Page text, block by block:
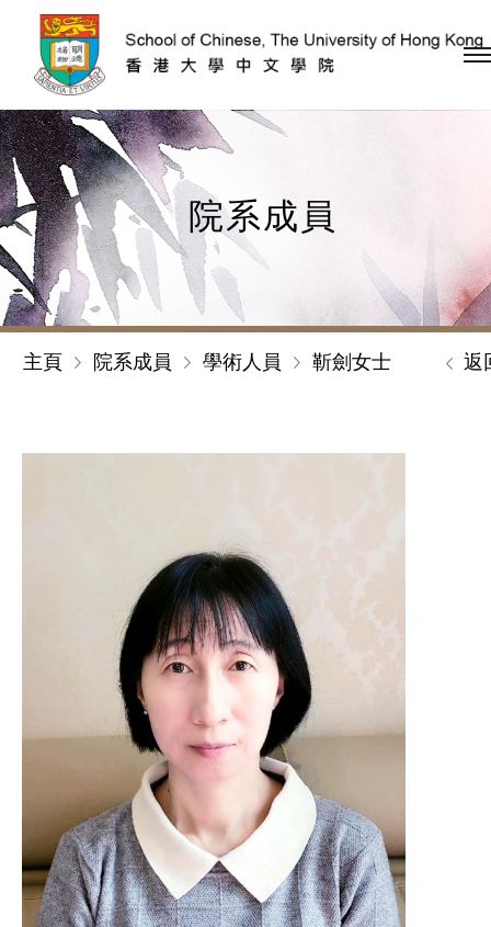
跳到內容（按回車鍵）
院系成員
主頁 院系成員 學術人員 靳劍女士 返